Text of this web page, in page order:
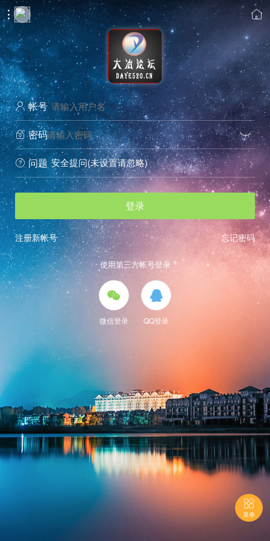
 
 帐号
 密码 
 问题 
安全提问(未设置请忽略)
登录
忘记密码
注册新帐号
使用第三方帐号登录

微信登录

QQ登录

菜单